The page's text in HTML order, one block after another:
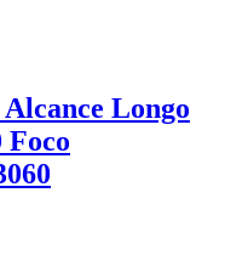
Longo
Foco